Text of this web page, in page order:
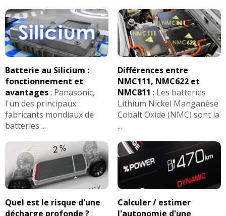
Batterie au Silicium :
fonctionnement et
avantages: Panasonic,
l'un des principaux
fabricants mondiaux de
batteries ...
Différences entre
NMC111, NMC622 et
NMC811 : Les batteries
Lithium Nickel Manganèse
Cobalt Oxide (NMC) sont la
...
Quel est le risque d'une
décharge profonde ?:
Calculer / estimer
l'autonomie d'une